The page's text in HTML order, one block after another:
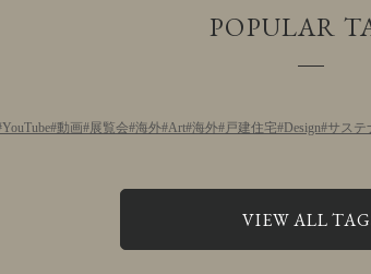
POPULAR
YouTube 動画 展覧会 海外 Art 海外 戸建住宅 Design サステ
VIEW ALL